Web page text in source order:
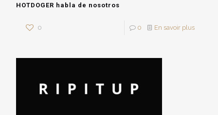
HOTDOGER habla de nosotros
0 0 En savoir plus